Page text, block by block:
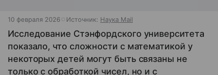
10 февраля 2026 Источник: Наука Mail
Исследование Стэнфордского университета
показало, что сложности с математикой у
некоторых детей могут быть связаны не
только с обработкой чисел, но и с